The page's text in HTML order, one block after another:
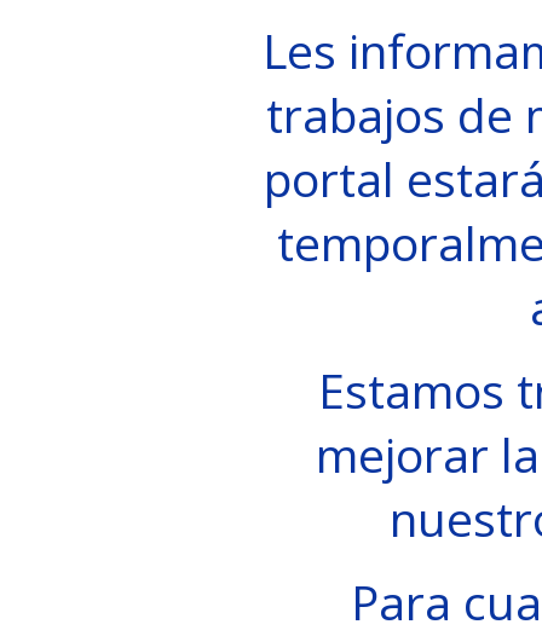
Les
trabajos de
portal
Estamos
mejorar
Para